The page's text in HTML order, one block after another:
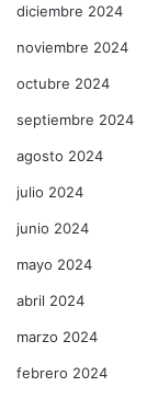
diciembre 2024
noviembre 2024
octubre 2024
septiembre 2024
agosto 2024
julio 2024
junio 2024
mayo 2024
abril 2024
marzo 2024
febrero 2024